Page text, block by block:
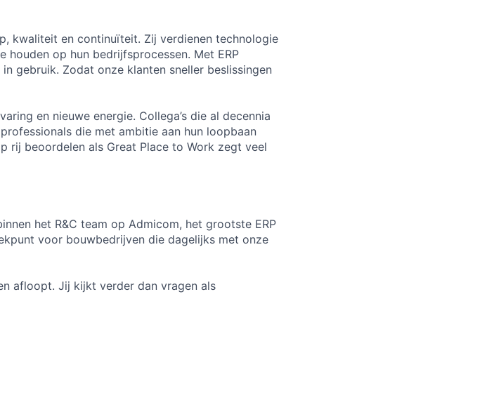
kwaliteit en continuïteit. Zij verdienen technologie
op hun bedrijfsprocessen. Met ERP
gebruik. Zodat onze klanten sneller beslissingen
en nieuwe energie. Collega’s die al decennia
die met ambitie aan hun loopbaan
rij beoordelen als Great Place to Work zegt veel
het R&C team op Admicom, het grootste ERP
voor bouwbedrijven die dagelijks met onze
afloopt. Jij kijkt verder dan vragen als